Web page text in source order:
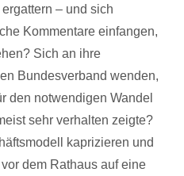
– und sich
Kommentare einfangen,
Sich an ihre
Bundesverband wenden,
den notwendigen Wandel
sehr verhalten zeigte?
kaprizieren und
dem Rathaus auf eine